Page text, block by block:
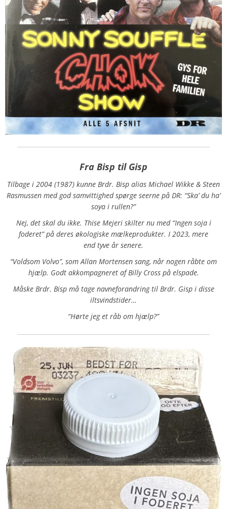
Fra Bisp til Gisp
Tilbage i 2004 (1987) kunne Brdr. Bisp alias Michael Wikke & Steen
Rasmussen med god samvittighed spørge seerne på DR: “Ska’ du ha’
soya i rullen?”
Nej, det skal du ikke. Thise Mejeri skilter nu med “Ingen soja i
foderet” på deres økologiske mælkeprodukter. I 2023, mere
endtyve år senere.
“Voldsom Volvo”, som Allan Mortensen sang, når nogen råbte om
hjælp. Godt akkompagneret af Billy Cross på elspade.
Måske Brdr. Bisp må tage navneforandring til Brdr. Gisp i disse
iltsvindstider…
“Hørte jeg et råb om hjælp?”